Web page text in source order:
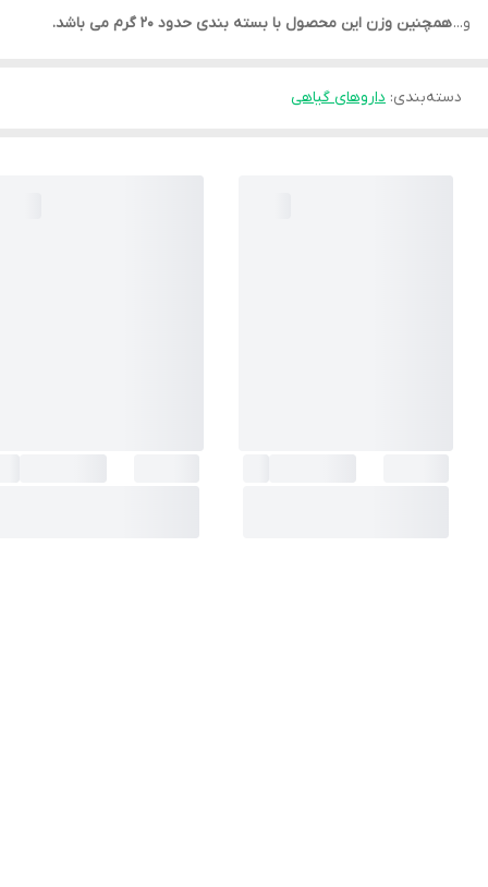
و...همچنین وزن این محصول با بسته بندی حدود 20 گرم می باشد.
دسته‌بندی: داروهای گیاهی